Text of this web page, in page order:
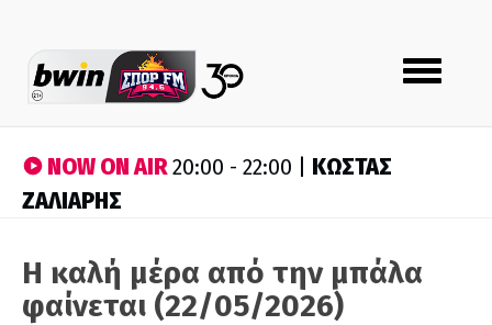
Toggle
navigation
NOW ON AIR20:00 - 22:00 | ΚΩΣΤΑΣ
ΖΑΛΙΑΡΗΣ
Η καλή μέρα από την μπάλα
φαίνεται (22/05/2026)